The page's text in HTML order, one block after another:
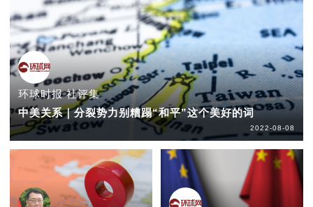
环球时报 社评集
中美关系｜分裂势力别糟蹋“和平”这个美好的词
2022-08-08